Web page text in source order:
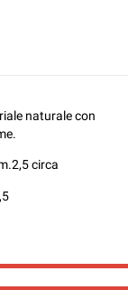
naturale con
circa